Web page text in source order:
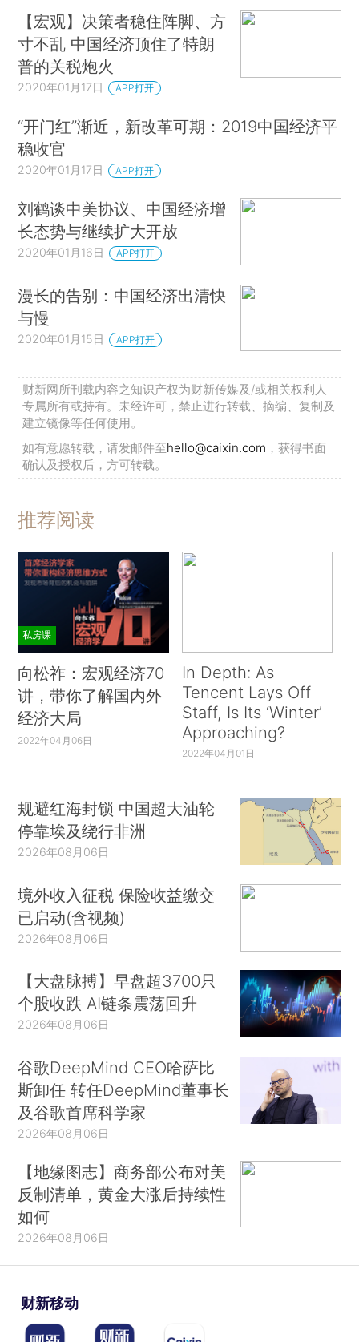
【宏观】决策者稳住阵脚、方
寸不乱 中国经济顶住了特朗
普的关税炮火
2020年01月17日 APP打开
“开门红”渐近，新改革可期：2019中国经济平
稳收官
2020年01月17日 APP打开
刘鹤谈中美协议、中国经济增
长态势与继续扩大开放
2020年01月16日 APP打开
漫长的告别：中国经济出清快
与慢
2020年01月15日 APP打开
财新网所刊载内容之知识产权为财新传媒及/或相关权利人
专属所有或持有。未经许可，禁止进行转载、摘编、复制及
建立镜像等任何使用。
如有意愿转载，请发邮件至hello@caixin.com ，获得书面
确认及授权后，方可转载。
推荐阅读
私房课
向松祚：宏观经济70
讲，带你了解国内外
经济大局
2022年04月06日
In Depth: As
Tencent Lays Off
Staff, Is Its ‘Winter’
Approaching?
2022年04月01日
规避红海封锁 中国超大油轮
停靠埃及绕行非洲
2026年08月06日
境外收入征税 保险收益缴交
已启动(含视频)
2026年08月06日
【大盘脉搏】早盘超3700只
个股收跌 AI链条震荡回升
2026年08月06日
谷歌DeepMind CEO哈萨比
斯卸任 转任DeepMind董事长
及谷歌首席科学家
2026年08月06日
【地缘图志】商务部公布对美
反制清单，黄金大涨后持续性
如何
2026年08月06日
财新移动